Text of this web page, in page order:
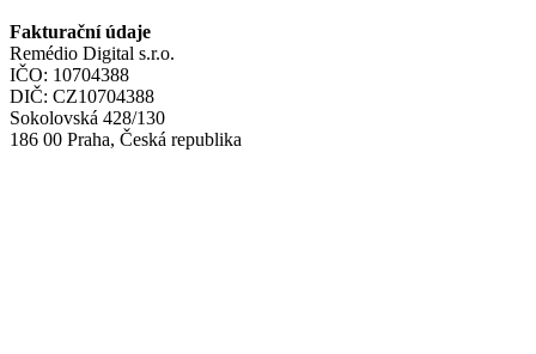
Fakturační údaje
Remédio Digital s.r.o.
IČO: 10704388
DIČ: CZ10704388
Sokolovská 428/130
186 00 Praha, Česká republika